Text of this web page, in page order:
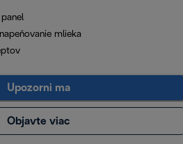
mlieka
Upozorni ma
Objavte viac